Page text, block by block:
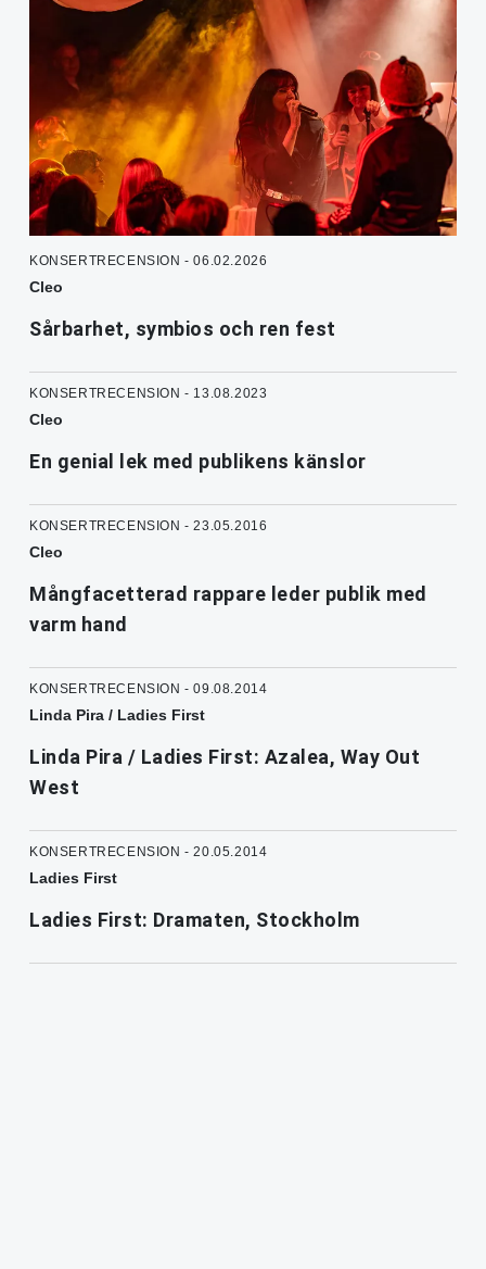
KONSERTRECENSION - 06.02.2026
Cleo
Sårbarhet, symbios och ren fest
KONSERTRECENSION - 13.08.2023
Cleo
En genial lek med publikens känslor
KONSERTRECENSION - 23.05.2016
Cleo
Mångfacetterad rappare leder publik med
varm hand
KONSERTRECENSION - 09.08.2014
Linda Pira / Ladies First
Linda Pira / Ladies First: Azalea, Way Out
West
KONSERTRECENSION - 20.05.2014
Ladies First
Ladies First: Dramaten, Stockholm